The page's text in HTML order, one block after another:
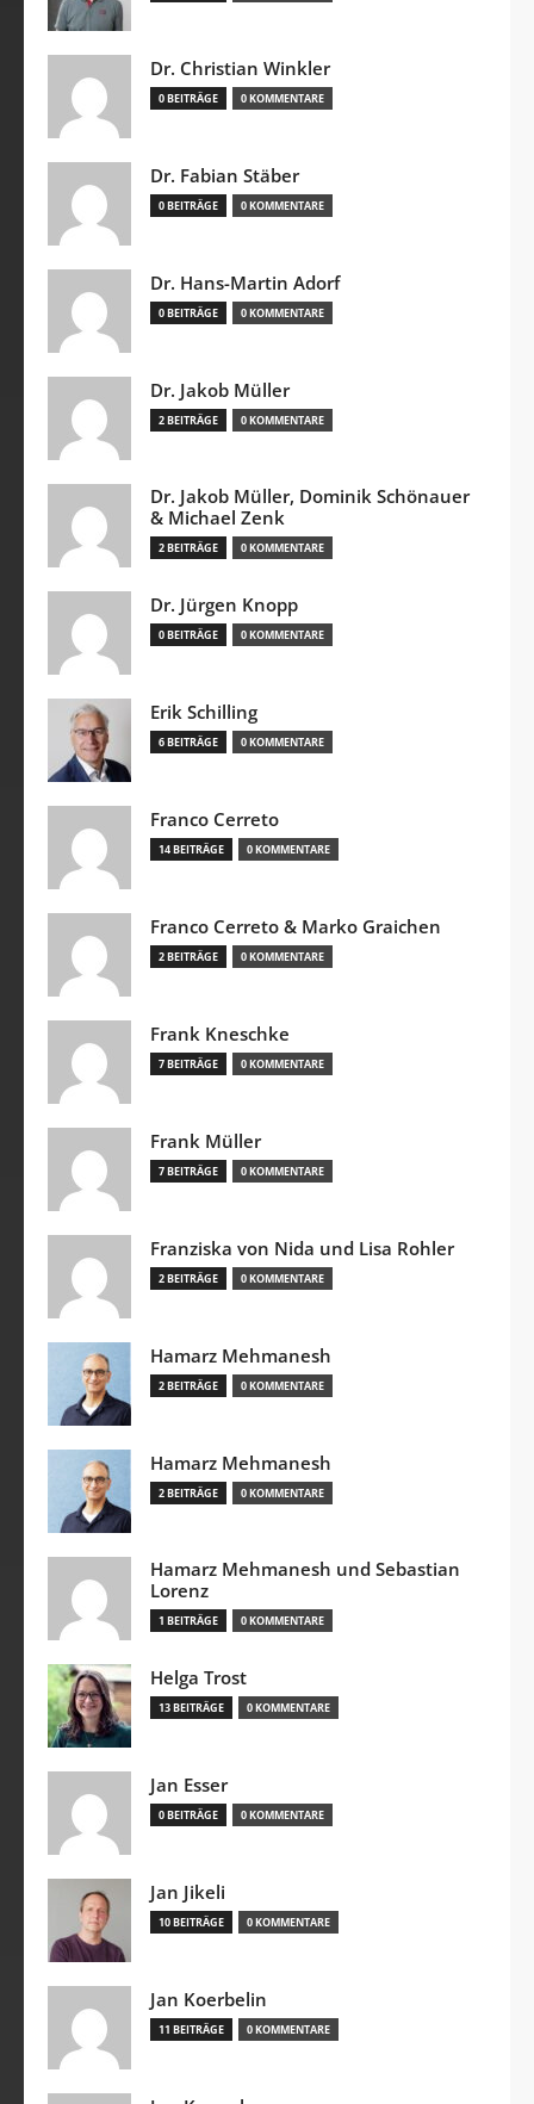
Dr. Christian Winkler
0 BEITRÄGE 0 KOMMENTARE
Dr. Fabian Stäber
0 BEITRÄGE 0 KOMMENTARE
Dr. Hans-Martin Adorf
0 BEITRÄGE 0 KOMMENTARE
Dr. Jakob Müller
2 BEITRÄGE 0 KOMMENTARE
Dr. Jakob Müller, Dominik Schönauer
& Michael Zenk
2 BEITRÄGE 0 KOMMENTARE
Dr. Jürgen Knopp
0 BEITRÄGE 0 KOMMENTARE
Erik Schilling
6 BEITRÄGE 0 KOMMENTARE
Franco Cerreto
14 BEITRÄGE 0 KOMMENTARE
Franco Cerreto & Marko Graichen
2 BEITRÄGE 0 KOMMENTARE
Frank Kneschke
7 BEITRÄGE 0 KOMMENTARE
Frank Müller
7 BEITRÄGE 0 KOMMENTARE
Franziska von Nida und Lisa Rohler
2 BEITRÄGE 0 KOMMENTARE
Hamarz Mehmanesh
2 BEITRÄGE 0 KOMMENTARE
Hamarz Mehmanesh
2 BEITRÄGE 0 KOMMENTARE
Hamarz Mehmanesh und Sebastian
Lorenz
1 BEITRÄGE 0 KOMMENTARE
Helga Trost
13 BEITRÄGE 0 KOMMENTARE
Jan Esser
0 BEITRÄGE 0 KOMMENTARE
Jan Jikeli
10 BEITRÄGE 0 KOMMENTARE
Jan Koerbelin
11 BEITRÄGE 0 KOMMENTARE